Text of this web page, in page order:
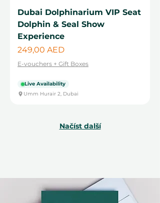
Dubai Dolphinarium VIP Seat
Dolphin & Seal Show
Experience
Cena
249,00 AED
E-vouchers + Gift Boxes
Live Availability
Umm Hurair 2, Dubai
Načíst další